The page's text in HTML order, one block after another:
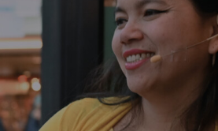
WINKELEN IN
DE SAVORNIN
LOHMANPLEIN!